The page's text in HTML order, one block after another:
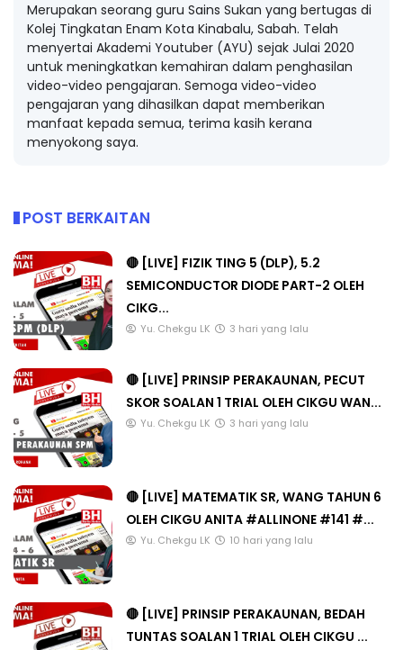
Merupakan seorang guru Sains Sukan yang bertugas di
Kolej Tingkatan Enam Kota Kinabalu, Sabah. Telah
menyertai Akademi Youtuber (AYU) sejak Julai 2020
untuk meningkatkan kemahiran dalam penghasilan
video-video pengajaran. Semoga video-video
pengajaran yang dihasilkan dapat memberikan
manfaat kepada semua, terima kasih kerana
menyokong saya.
POST BERKAITAN
🔴 [LIVE] FIZIK TING 5 (DLP), 5.2
SEMICONDUCTOR DIODE PART-2 OLEH
CIKG...
Yu. Chekgu LK 3 hari yang lalu
🔴 [LIVE] PRINSIP PERAKAUNAN, PECUT
SKOR SOALAN 1 TRIAL OLEH CIKGU WAN...
Yu. Chekgu LK 3 hari yang lalu
🔴 [LIVE] MATEMATIK SR, WANG TAHUN 6
OLEH CIKGU ANITA #ALLINONE #141 #...
Yu. Chekgu LK 10 hari yang lalu
🔴 [LIVE] PRINSIP PERAKAUNAN, BEDAH
TUNTAS SOALAN 1 TRIAL OLEH CIKGU ...